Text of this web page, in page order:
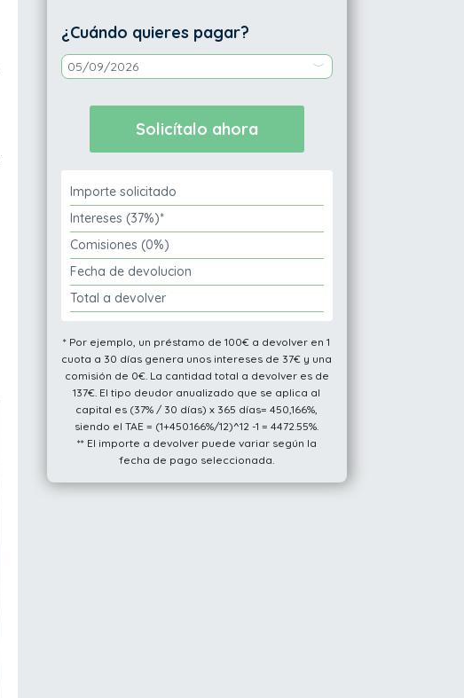
¿Cuándo quieres pagar?
Importe solicitado
Intereses (37%)*
Comisiones (0%)
Fecha de devolucion
Total a devolver
* Por ejemplo, un préstamo de 100€ a devolver en 1
cuota a 30 días genera unos intereses de 37€ y una
comisión de 0€. La cantidad total a devolver es de
137€. El tipo deudor anualizado que se aplica al
capital es (37% / 30 días) x 365 días= 450,166%,
siendo el TAE = (1+450.166%/12)^12 -1 = 4472.55%.
** El importe a devolver puede variar según la
fecha de pago seleccionada.